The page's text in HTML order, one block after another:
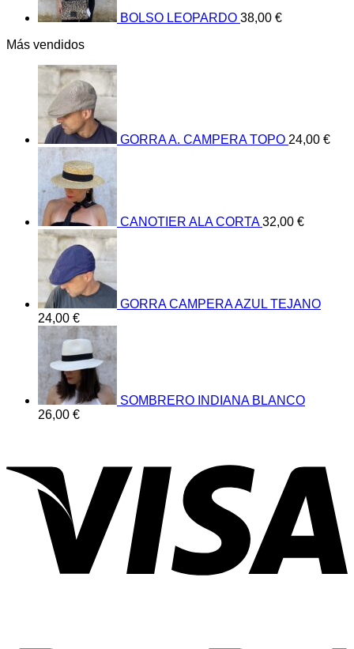
BOLSO LEOPARDO 38,00 €
Más vendidos
GORRA A. CAMPERA TOPO 24,00 €
CANOTIER ALA CORTA 32,00 €
GORRA CAMPERA AZUL TEJANO
24,00 €
SOMBRERO INDIANA BLANCO
26,00 €